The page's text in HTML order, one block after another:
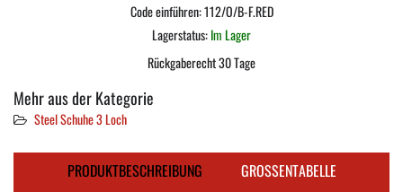
Code einführen: 112/O/B-F.RED
Lagerstatus:Im Lager
Rückgaberecht 30 Tage
Mehr aus der Kategorie
Steel Schuhe 3 Loch
PRODUKTBESCHREIBUNG GROSSENTABELLE